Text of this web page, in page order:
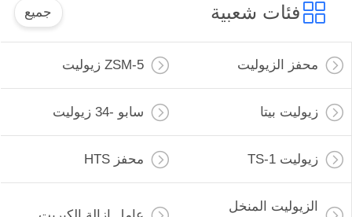
فئات شعبية جميع
محفز الزيوليت ZSM-5 زيوليت
زيوليت بيتا سابو -34 زيوليت
زيوليت TS-1 محفز HTS
الزيوليت المنخل